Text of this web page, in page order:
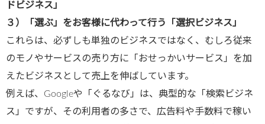
ドビジネス」
３）「選ぶ」をお客様に代わって行う「選択ビジネス」
これらは、必ずしも単独のビジネスではなく、むしろ従来
のモノやサービスの売り方に「おせっかいサービス」を加
えたビジネスとして売上を伸ばしています。
例えば、Googleや「ぐるなび」は、典型的な「検索ビジネ
ス」ですが、その利用者の多さで、広告料や手数料で稼い